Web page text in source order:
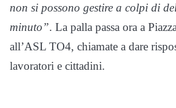
non si possono gestire a colpi di
minuto”. La palla passa ora a
all’ASL TO4, chiamate a dare
lavoratori e cittadini.